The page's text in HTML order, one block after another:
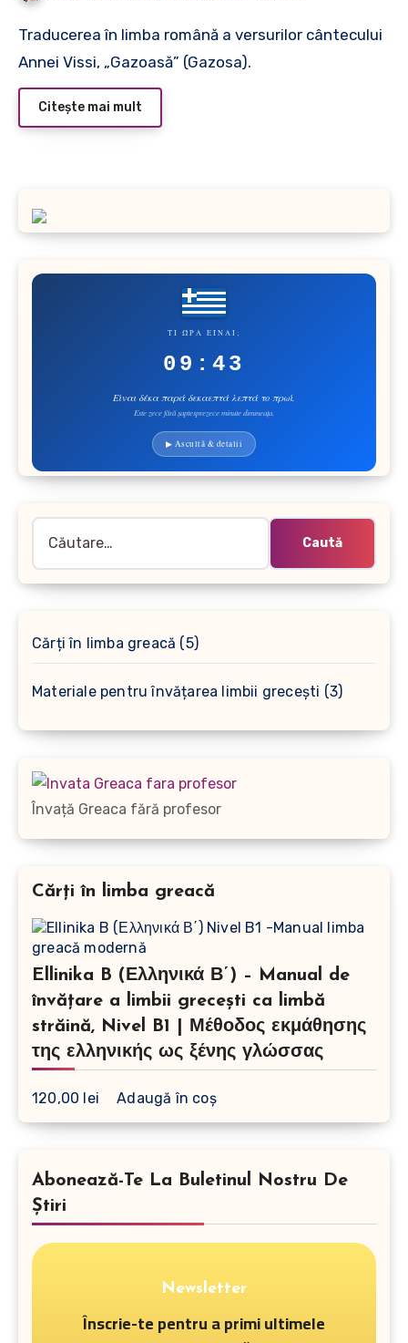
Traducerea în limba română a versurilor cântecului
Annei Vissi, „Gazoasă” (Gazosa).
Citește mai mult
ΤΙ ΏΡΑ ΕΊΝΑΙ;
09:43
Είναι δέκα παρά δεκαεπτά λεπτά το πρωί.
Este zece fără șaptesprezece minute dimineața.
▶ Ascultă & detalii
după:
Cărți în limba greacă 55
produse
Materiale pentru învățarea limbii grecești
33
Învață Greaca fără profesor
Cărți în limba greacă
Ellinika B (Ελληνικά Β΄) – Manual de
învățare a limbii grecești ca limbă
străină, Nivel B1 | Μέθοδος εκμάθησης
της ελληνικής ως ξένης γλώσσας
120,00 lei Adaugă în coș
Abonează-Te La Buletinul Nostru De
Știri
Newsletter
Înscrie-te pentru a primi ultimele